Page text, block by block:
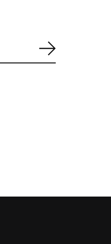
Suscribirse